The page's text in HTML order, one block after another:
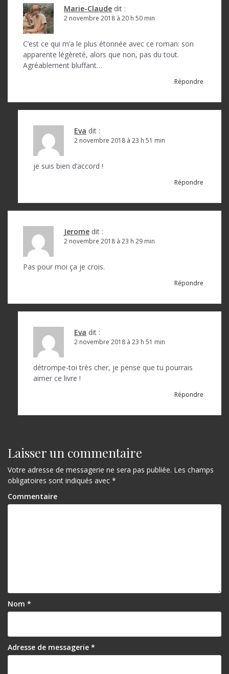
Marie-Claude dit :
2 novembre 2018 à 20 h 50 min
C’est ce qui m’a le plus étonnée avec ce roman: son
apparente légèreté, alors que non, pas du tout.
Agréablement bluffant…
Répondre
Eva dit :
2 novembre 2018 à 23 h 51 min
je suis bien d’accord !
Répondre
Jerome dit :
2 novembre 2018 à 23 h 29 min
Pas pour moi ça je crois.
Répondre
Eva dit :
2 novembre 2018 à 23 h 51 min
détrompe-toi très cher, je pense que tu pourrais
aimer ce livre !
Répondre
Laisser un commentaire
Votre adresse de messagerie ne sera pas publiée. Les champs
obligatoires sont indiqués avec *
Commentaire
Nom *
Adresse de messagerie *